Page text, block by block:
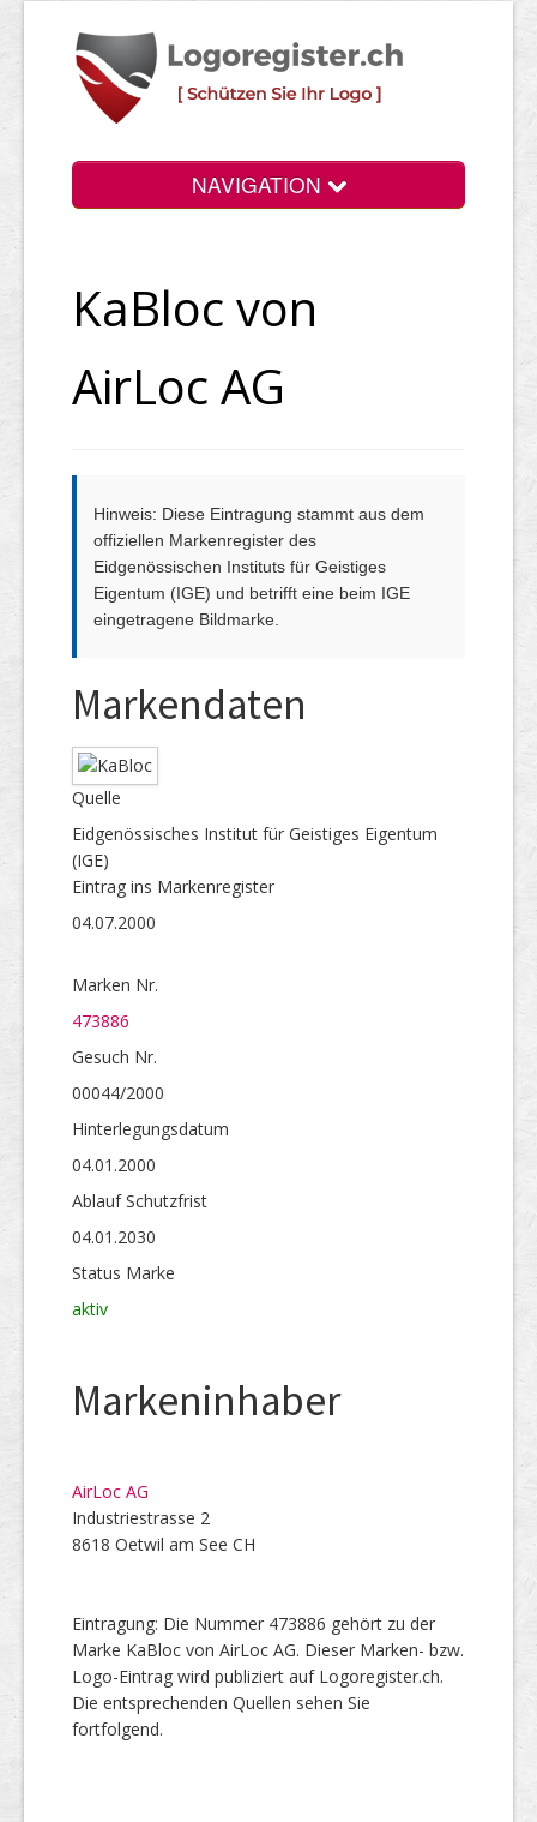
NAVIGATION
Login
Preise
KaBloc von
AirLoc AG
Hinweis: Diese Eintragung stammt aus dem
offiziellen Markenregister des
Eidgenössischen Instituts für Geistiges
Eigentum (IGE) und betrifft eine beim IGE
eingetragene Bildmarke.
Markendaten
Quelle
Eidgenössisches Institut für Geistiges Eigentum
(IGE)
Eintrag ins Markenregister
04.07.2000
Marken Nr.
473886
Gesuch Nr.
00044/2000
Hinterlegungs­datum
04.01.2000
Ablauf Schutzfrist
04.01.2030
Status Marke
aktiv
Markeninhaber
AirLoc AG
Industriestrasse 2
8618 Oetwil am See CH
Eintragung: Die Nummer 473886 gehört zu der
Marke KaBloc von AirLoc AG. Dieser Marken- bzw.
Logo-Eintrag wird publiziert auf Logoregister.ch.
Die entsprechenden Quellen sehen Sie
fortfolgend.